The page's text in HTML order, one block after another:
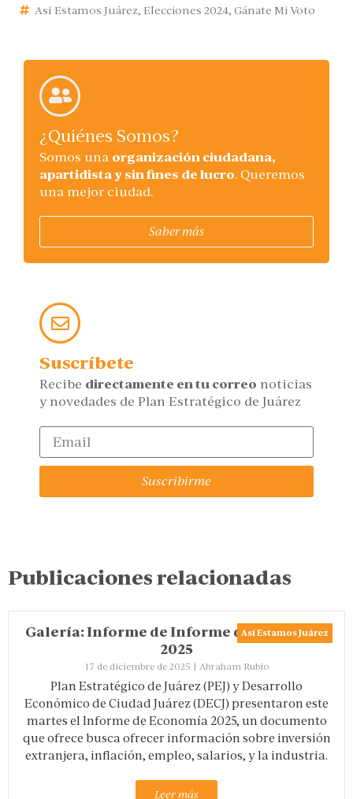
Así Estamos Juárez, Elecciones 2024, Gánate Mi Voto
¿Quiénes Somos?
Somos una organización ciudadana,
apartidista y sin fines de lucro. Queremos
una mejor ciudad.
Saber más
Suscríbete
Recibe directamente en tu correo noticias
y novedades de Plan Estratégico de Juárez
Suscribirme
Publicaciones relacionadas
Así Estamos Juárez
Galería: Informe de Informe de Economía
2025
17 de diciembre de 2025 | Abraham Rubio
Plan Estratégico de Juárez (PEJ) y Desarrollo
Económico de Ciudad Juárez (DECJ) presentaron este
martes el Informe de Economía 2025, un documento
que ofrece busca ofrecer información sobre inversión
extranjera, inflación, empleo, salarios, y la industria.
Leer más